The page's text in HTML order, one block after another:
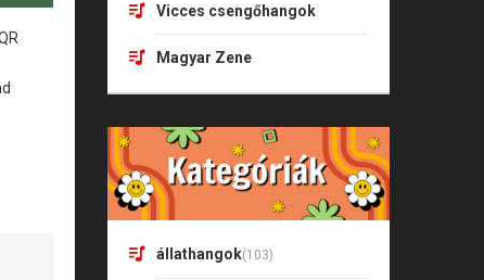
Vicces csengőhangok
Magyar Zene
állathangok(103)